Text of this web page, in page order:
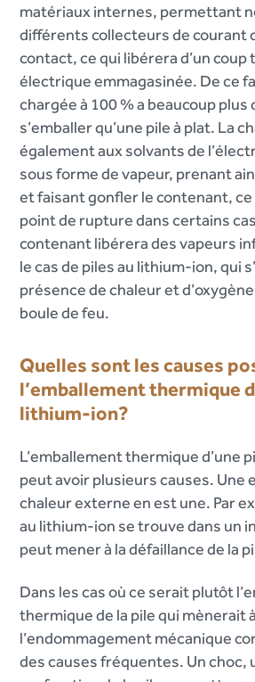
matériaux internes, permettant
différents collecteurs de courant
contact, ce qui libérera d’un coup
électrique emmagasinée. De ce
chargée à 100 % a beaucoup plus
s’emballer qu’une pile à plat. La
également aux solvants de
sous forme de vapeur, prenant
et faisant gonfler le contenant, ce
point de rupture dans certains
contenant libérera des vapeurs
le cas de piles au lithium-ion, qui
présence de chaleur et
boule de feu.
Quelles sont les causes
l’emballement thermique
lithium-ion?
L’emballement thermique d’une
peut avoir plusieurs causes. Une
chaleur externe en est une. Par
au lithium-ion se trouve dans un
peut mener à la défaillance de la
Dans les cas où ce serait plutôt
thermique de la pile qui mènerait
l’endommagement mécanique
des causes fréquentes. Un choc,